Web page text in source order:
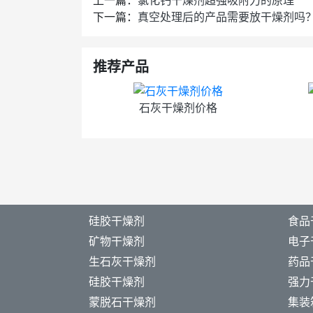
下一篇： 真空处理后的产品需要放干燥剂吗
推荐产品
石灰干燥剂价格
硅胶干燥剂
矿物干燥剂
生石灰干燥剂
硅胶干燥剂
蒙脱石干燥剂
食
电
药
强力
集装